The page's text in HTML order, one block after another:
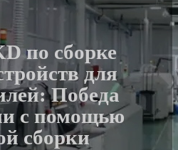
по сборке
для
Победа
с помощью
сборки